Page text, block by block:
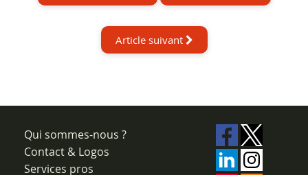
Article suivant
Qui sommes-nous ?
Contact & Logos
Services pros